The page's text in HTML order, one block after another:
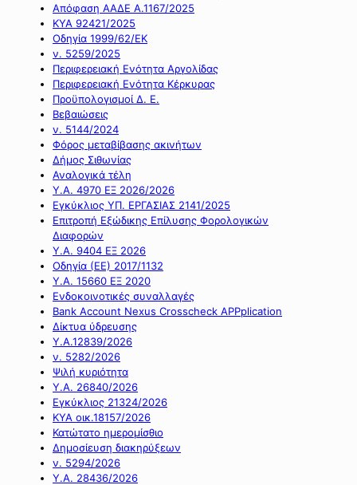
Απόφαση ΑΑΔΕ Α.1167/2025
ΚΥΑ 92421/2025
Οδηγία 1999/62/ΕΚ
ν. 5259/2025
Περιφερειακή Ενότητα Αργολίδας
Περιφερειακή Ενότητα Κέρκυρας
Προϋπολογισμοί Δ. Ε.
Βεβαιώσεις
ν. 5144/2024
Φόρος μεταβίβασης ακινήτων
Δήμος Σιθωνίας
Αναλογικά τέλη
Υ.Α. 4970 ΕΞ 2026/2026
Εγκύκλιος ΥΠ. ΕΡΓΑΣΙΑΣ 2141/2025
Επιτροπή Εξώδικης Επίλυσης Φορολογικών
Διαφορών
Υ.Α. 9404 ΕΞ 2026
Οδηγία (ΕΕ) 2017/1132
Υ.Α. 15660 ΕΞ 2020
Ενδοκοινοτικές συναλλαγές
Bank Account Nexus Crosscheck APPplication
Δίκτυα ύδρευσης
Υ.Α.12839/2026
ν. 5282/2026
Ψιλή κυριότητα
Υ.Α. 26840/2026
Εγκύκλιος 21324/2026
ΚΥΑ οικ.18157/2026
Κατώτατο ημερομίσθιο
Δημοσίευση διακηρύξεων
ν. 5294/2026
Υ.Α. 28436/2026